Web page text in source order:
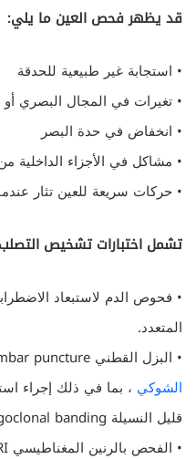
قد يظهر فحص العين ما يلي:
• استجابة غير طبيعية للحدقة
• تغيرات في المجال البصري
• انخفاض في حدة البصر
• مشاكل في الأجزاء الداخلية
• حركات سريعة للعين تثار
تشمل اختبارات تشخيص
• فحوص الدم لاستبعاد
المتعدد.
• البزل القطني Lumbar puncture لفحص
الشوكي ، بما في ذلك إجراء
قليل النسيلة CSF oligoclonal banding.